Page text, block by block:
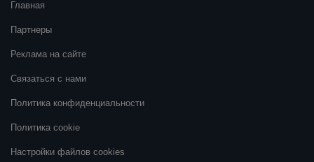
Главная
Партнеры
Реклама на сайте
Связаться с нами
Политика конфиденциальности
Политика cookie
Настройки файлов cookies